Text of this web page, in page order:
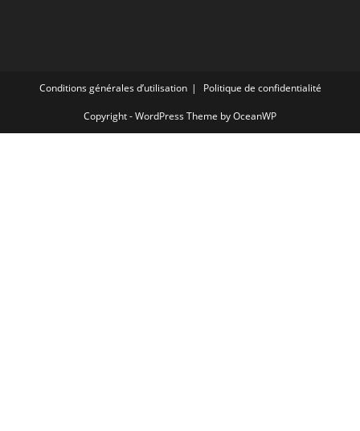
Conditions générales d’utilisation Politique de confidentialité
Copyright - WordPress Theme by OceanWP